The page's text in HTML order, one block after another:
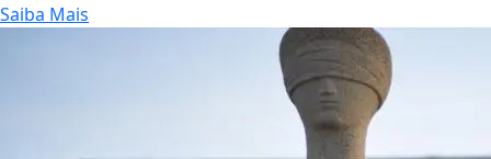
Saiba Mais